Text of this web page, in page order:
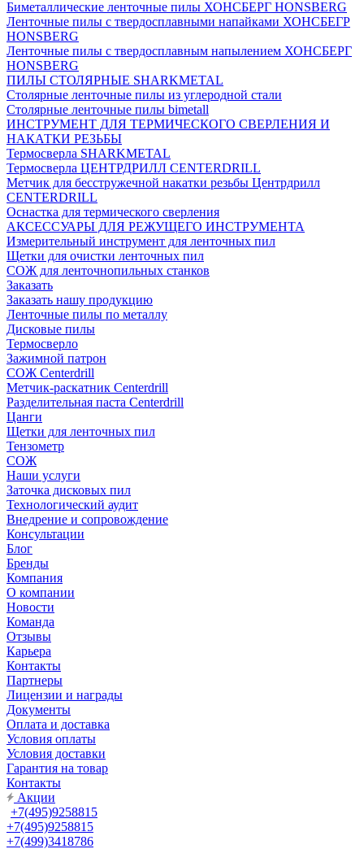
Биметаллические ленточные пилы ХОНСБЕРГ HONSBERG
Ленточные пилы с твердосплавными напайками ХОНСБЕГР
HONSBERG
Ленточные пилы с твердосплавным напылением ХОНСБЕРГ
HONSBERG
ПИЛЫ СТОЛЯРНЫЕ SHARKMETAL
Столярные ленточные пилы из углеродной стали
Столярные ленточные пилы bimetall
ИНСТРУМЕНТ ДЛЯ ТЕРМИЧЕСКОГО СВЕРЛЕНИЯ И
НАКАТКИ РЕЗЬБЫ
Термосверла SHARKMETAL
Термосверла ЦЕНТРДРИЛЛ CENTERDRILL
Метчик для бесстружечной накатки резьбы Центрдрилл
CENTERDRILL
Оснастка для термического сверления
АКСЕССУАРЫ ДЛЯ РЕЖУЩЕГО ИНСТРУМЕНТА
Измерительный инструмент для ленточных пил
Щетки для очистки ленточных пил
СОЖ для ленточнопильных станков
Заказать
Заказать нашу продукцию
Ленточные пилы по металлу
Дисковые пилы
Термосверло
Зажимной патрон
СОЖ Centerdrill
Метчик-раскатник Centerdrill
Разделительная паста Centerdrill
Цанги
Щетки для ленточных пил
Тензометр
СОЖ
Наши услуги
Заточка дисковых пил
Технологический аудит
Внедрение и сопровождение
Консультации
Блог
Бренды
Компания
О компании
Новости
Команда
Отзывы
Карьера
Контакты
Партнеры
Лицензии и награды
Документы
Оплата и доставка
Условия оплаты
Условия доставки
Гарантия на товар
Контакты
Акции
+7(495)9258815
+7(495)9258815
+7(499)3418786